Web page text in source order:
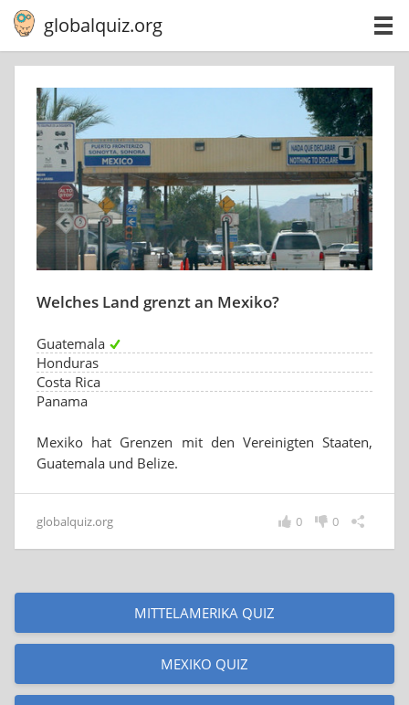
globalquiz.org
Welches Land grenzt an Mexiko?
Guatemala
Honduras
Costa Rica
Panama
Mexiko hat Grenzen mit den Vereinigten Staaten,
Guatemala und Belize.
globalquiz.org 0
0
MITTELAMERIKA QUIZ
MEXIKO QUIZ